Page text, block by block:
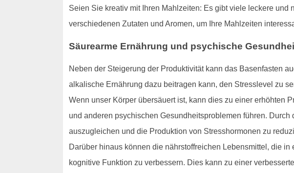
Seien Sie kreativ mit Ihren Mahlzeiten: Es gibt viele leckere
verschiedenen Zutaten und Aromen, um Ihre Mahlzeiten
Säurearme Ernährung und psychische
Neben der Steigerung der Produktivität kann das Basenfasten
alkalische Ernährung dazu beitragen kann, den Stresslevel zu
Wenn unser Körper übersäuert ist, kann dies zu einer erhöhten
und anderen psychischen Gesundheitsproblemen führen.
auszugleichen und die Produktion von Stresshormonen zu
Darüber hinaus können die nährstoffreichen Lebensmittel, die
kognitive Funktion zu verbessern. Dies kann zu einer